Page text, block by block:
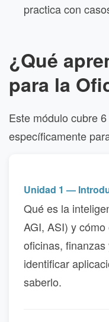
practica con
¿Qué
para la
Este módulo cubre
específicamente
Unidad 1 —
Qué es la
AGI, ASI) y
oficinas,
identificar
saberlo.